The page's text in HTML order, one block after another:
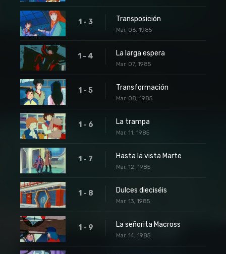
1 - 3 Transposición
Mar. 06, 1985
1 - 4 La larga espera
Mar. 07, 1985
1 - 5 Transformación
Mar. 08, 1985
1 - 6 La trampa
Mar. 11, 1985
1 - 7 Hasta la vista Marte
Mar. 12, 1985
1 - 8 Dulces dieciséis
Mar. 13, 1985
1 - 9 La señorita Macross
Mar. 14, 1985